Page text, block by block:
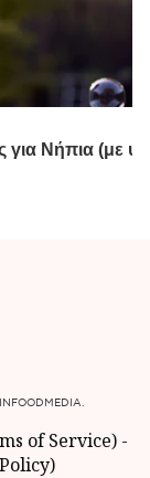
of Service)-